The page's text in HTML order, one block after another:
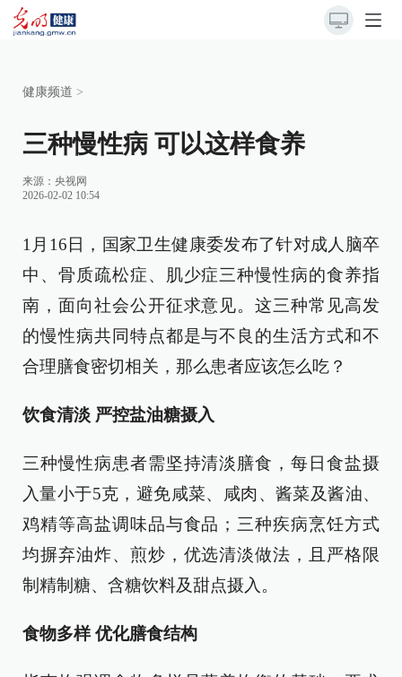
健康频道 >
三种慢性病 可以这样食养
来源： 央视网
2026-02-02 10:54
1月16日，国家卫生健康委发布了针对成人脑卒
中、骨质疏松症、肌少症三种慢性病的食养指
南，面向社会公开征求意见。这三种常见高发
的慢性病共同特点都是与不良的生活方式和不
合理膳食密切相关，那么患者应该怎么吃？
饮食清淡 严控盐油糖摄入
三种慢性病患者需坚持清淡膳食，每日食盐摄
入量小于5克，避免咸菜、咸肉、酱菜及酱油、
鸡精等高盐调味品与食品；三种疾病烹饪方式
均摒弃油炸、煎炒，优选清淡做法，且严格限
制精制糖、含糖饮料及甜点摄入。
食物多样 优化膳食结构